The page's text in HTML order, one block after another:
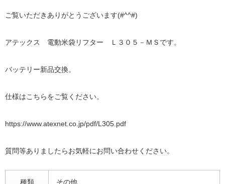
ご覧いただきありがとうございます(#^^#)
アテックス 電動米袋リフター Ｌ３０５－ＭＳです。
バッテリー新品交換。
仕様はこちらをご覧ください。
https://www.atexnet.co.jp/pdf/L305.pdf
質問等ありましたらお気軽にお問い合わせください。
種類 その他